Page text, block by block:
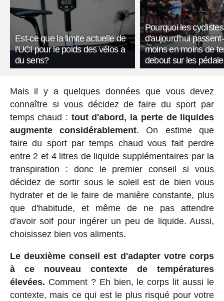
Est-ce que la limite actuelle de
l'UCI pour le poids des vélos a
du sens?
Pourquoi les cyclistes
d'aujourd'hui
moins en moins de
debout sur les
Mais il y a quelques données que vous devez
connaître si vous décidez de faire du sport par
temps chaud : tout d'abord, la perte de liquides
augmente considérablement. On estime que
faire du sport par temps chaud vous fait perdre
entre 2 et 4 litres de liquide supplémentaires par la
transpiration : donc le premier conseil si vous
décidez de sortir sous le soleil est de bien vous
hydrater et de le faire de manière constante, plus
que d'habitude, et même de ne pas attendre
d'avoir soif pour ingérer un peu de liquide. Aussi,
choisissez bien vos aliments.
Le deuxième conseil est d'adapter votre corps
à ce nouveau contexte de températures
élevées. Comment ? Eh bien, le corps lit aussi le
contexte, mais ce qui est le plus risqué pour votre